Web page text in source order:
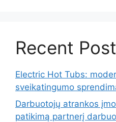
Recent
Electric Hot Tubs:
sveikatingumo
Darbuotojų atrankos
patikimą partnerį